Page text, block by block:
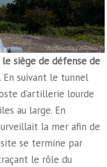
siège de défense de
En suivant le tunnel
d’artillerie lourde
au large. En
la mer afin de
se termine par
le rôle du